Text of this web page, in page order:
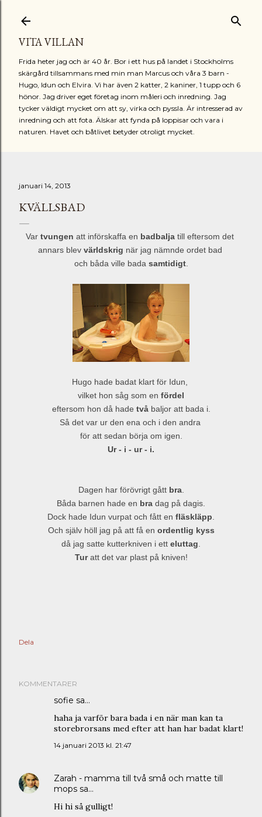
VITA VILLAN
Frida heter jag och är 40 år. Bor i ett hus på landet i Stockholms
skärgård tillsammans med min man Marcus och våra 3 barn -
Hugo, Idun och Elvira. Vi har även 2 katter, 2 kaniner, 1 tupp och 6
hönor. Jag driver eget företag inom måleri och inredning. Jag
tycker väldigt mycket om att sy, virka och pyssla. Är intresserad av
inredning och att fota. Älskar att fynda på loppisar och vara i
naturen. Havet och båtlivet betyder otroligt mycket.
januari 14, 2013
KVÄLLSBAD
Var tvungen att införskaffa en badbalja till eftersom det
annars blev världskrig när jag nämnde ordet bad
och båda ville bada samtidigt.
Hugo hade badat klart för Idun,
vilket hon såg som en fördel
eftersom hon då hade tvåbaljor att bada i.
Så det var ur den ena och i den andra
för att sedan börja om igen.
Ur - i - ur - i.
Dagen har förövrigt gått bra.
Båda barnen hade en bra dag på dagis.
Dock hade Idun vurpat och fått en fläskläpp
Och själv höll jag på att få en ordentlig kyss
då jag satte kutterkniven i ett eluttag
Turatt det var plast på kniven!
Dela
KOMMENTARER
sofie sa…
haha ja varför bara bada i en när man kan ta
storebrorsans med efter att han har badat klart!
14 januari 2013 kl. 21:47
Zarah - mamma till två små och matte till
mops sa…
Hi hi så gulligt!